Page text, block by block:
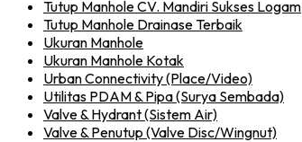
Tutup Manhole CV. Mandiri Sukses Logam
Tutup Manhole Drainase Terbaik
Ukuran Manhole
Ukuran Manhole Kotak
Urban Connectivity (Place/Video)
Utilitas PDAM & Pipa (Surya Sembada)
Valve & Hydrant (Sistem Air)
Valve & Penutup (Valve Disc/Wingnut)